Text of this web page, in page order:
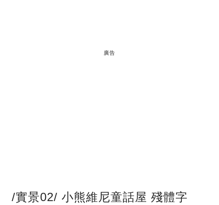
廣告
/實景02/ 小熊維尼童話屋 殘體字